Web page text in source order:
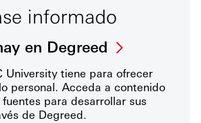
informado
en Degreed
University tiene para ofrecer
personal. Acceda a contenido
para desarrollar sus
de Degreed.